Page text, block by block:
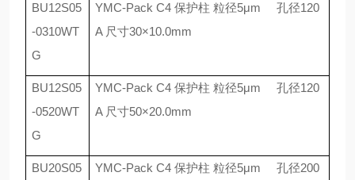
BU12S05
-0310WT
G
YMC-Pack C4 保护柱 粒径5μm 孔径120
A 尺寸30×10.0mm
BU12S05
-0520WT
G
YMC-Pack C4 保护柱 粒径5μm 孔径120
A 尺寸50×20.0mm
BU20S05
YMC-Pack C4 保护柱 粒径5μm 孔径200